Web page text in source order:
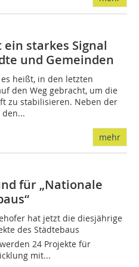
ein starkes Signal
und Gemeinden
heißt, in den letzten
den Weg gebracht, um die
zu stabilisieren. Neben der
mehr
für „Nationale
hat jetzt die diesjährige
des Städtebaus
24 Projekte für
mit...